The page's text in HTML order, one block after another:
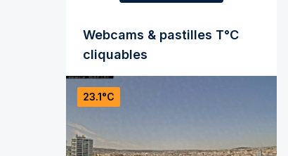
Webcams & pastilles T°C
cliquables
23.1°C